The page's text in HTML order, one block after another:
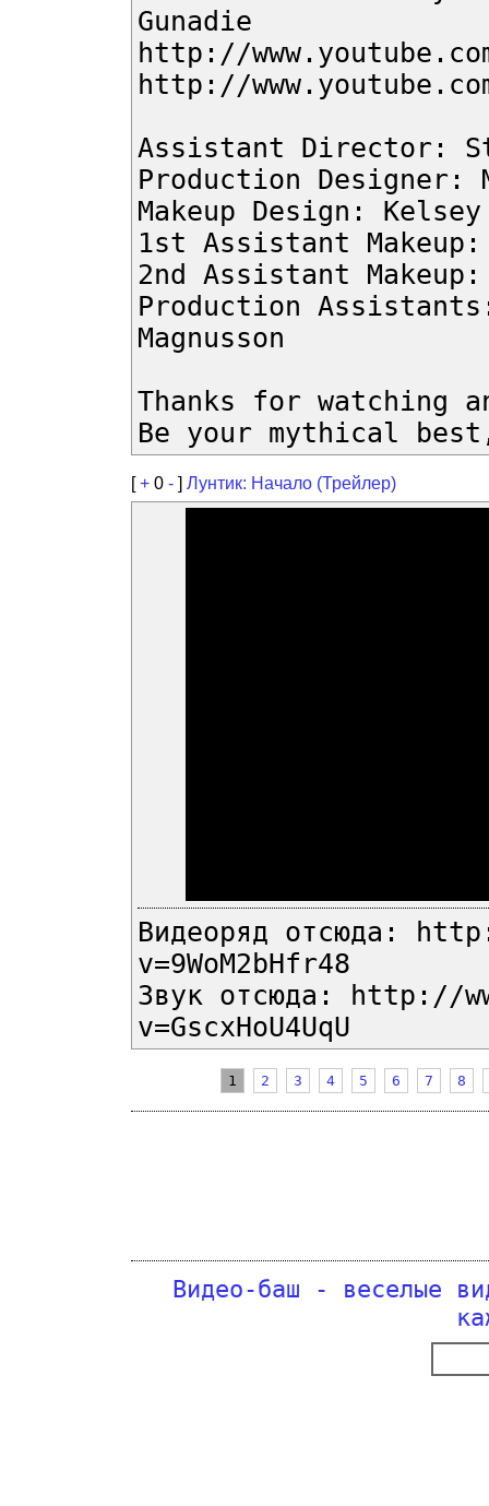
Gunadie
http://
http://
Assistant Director:
Production Designer:
Makeup Design:
1st Assistant Makeup:
2nd Assistant
Production
Magnusson
Thanks for watching
Be your mythical
[+ 0 - ] Лунтик: Начало (Трейлер)
Видеоряд отсюда:
v=9WoM2bHfr48
Звук отсюда: http://
v=GscxHoU4UqU
1 2 3 4 5 6 7 8
Видео-баш - веселые